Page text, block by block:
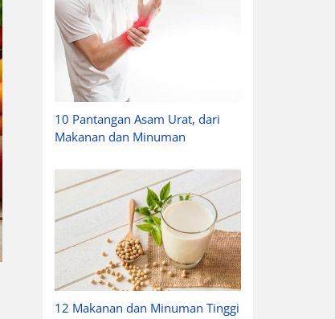
10 Pantangan Asam Urat, dari
Makanan dan Minuman
12 Makanan dan Minuman Tinggi